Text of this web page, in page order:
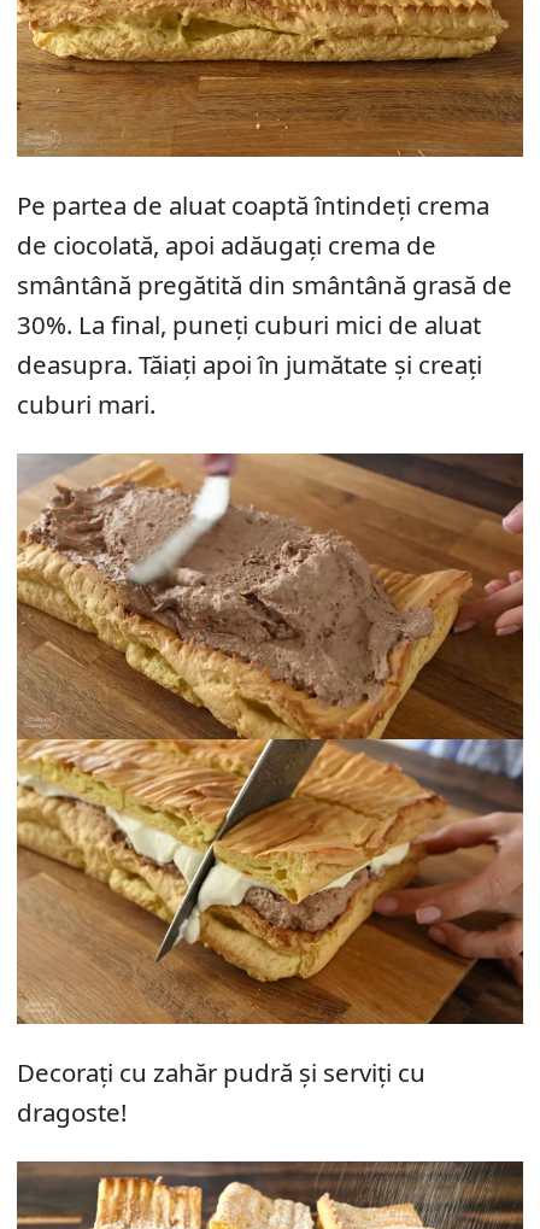
Pe partea de aluat coaptă întindeți crema
de ciocolată, apoi adăugați crema de
smântână pregătită din smântână grasă de
30%. La final, puneți cuburi mici de aluat
deasupra. Tăiați apoi în jumătate și creați
cuburi mari.
Decorați cu zahăr pudră și serviți cu
dragoste!